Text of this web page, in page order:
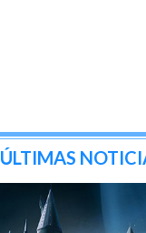
ÚLTIMAS